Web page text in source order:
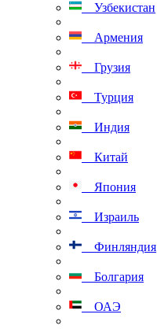
Узбекистан
Армения
Грузия
Турция
Индия
Китай
Япония
Израиль
Финляндия
Болгария
ОАЭ